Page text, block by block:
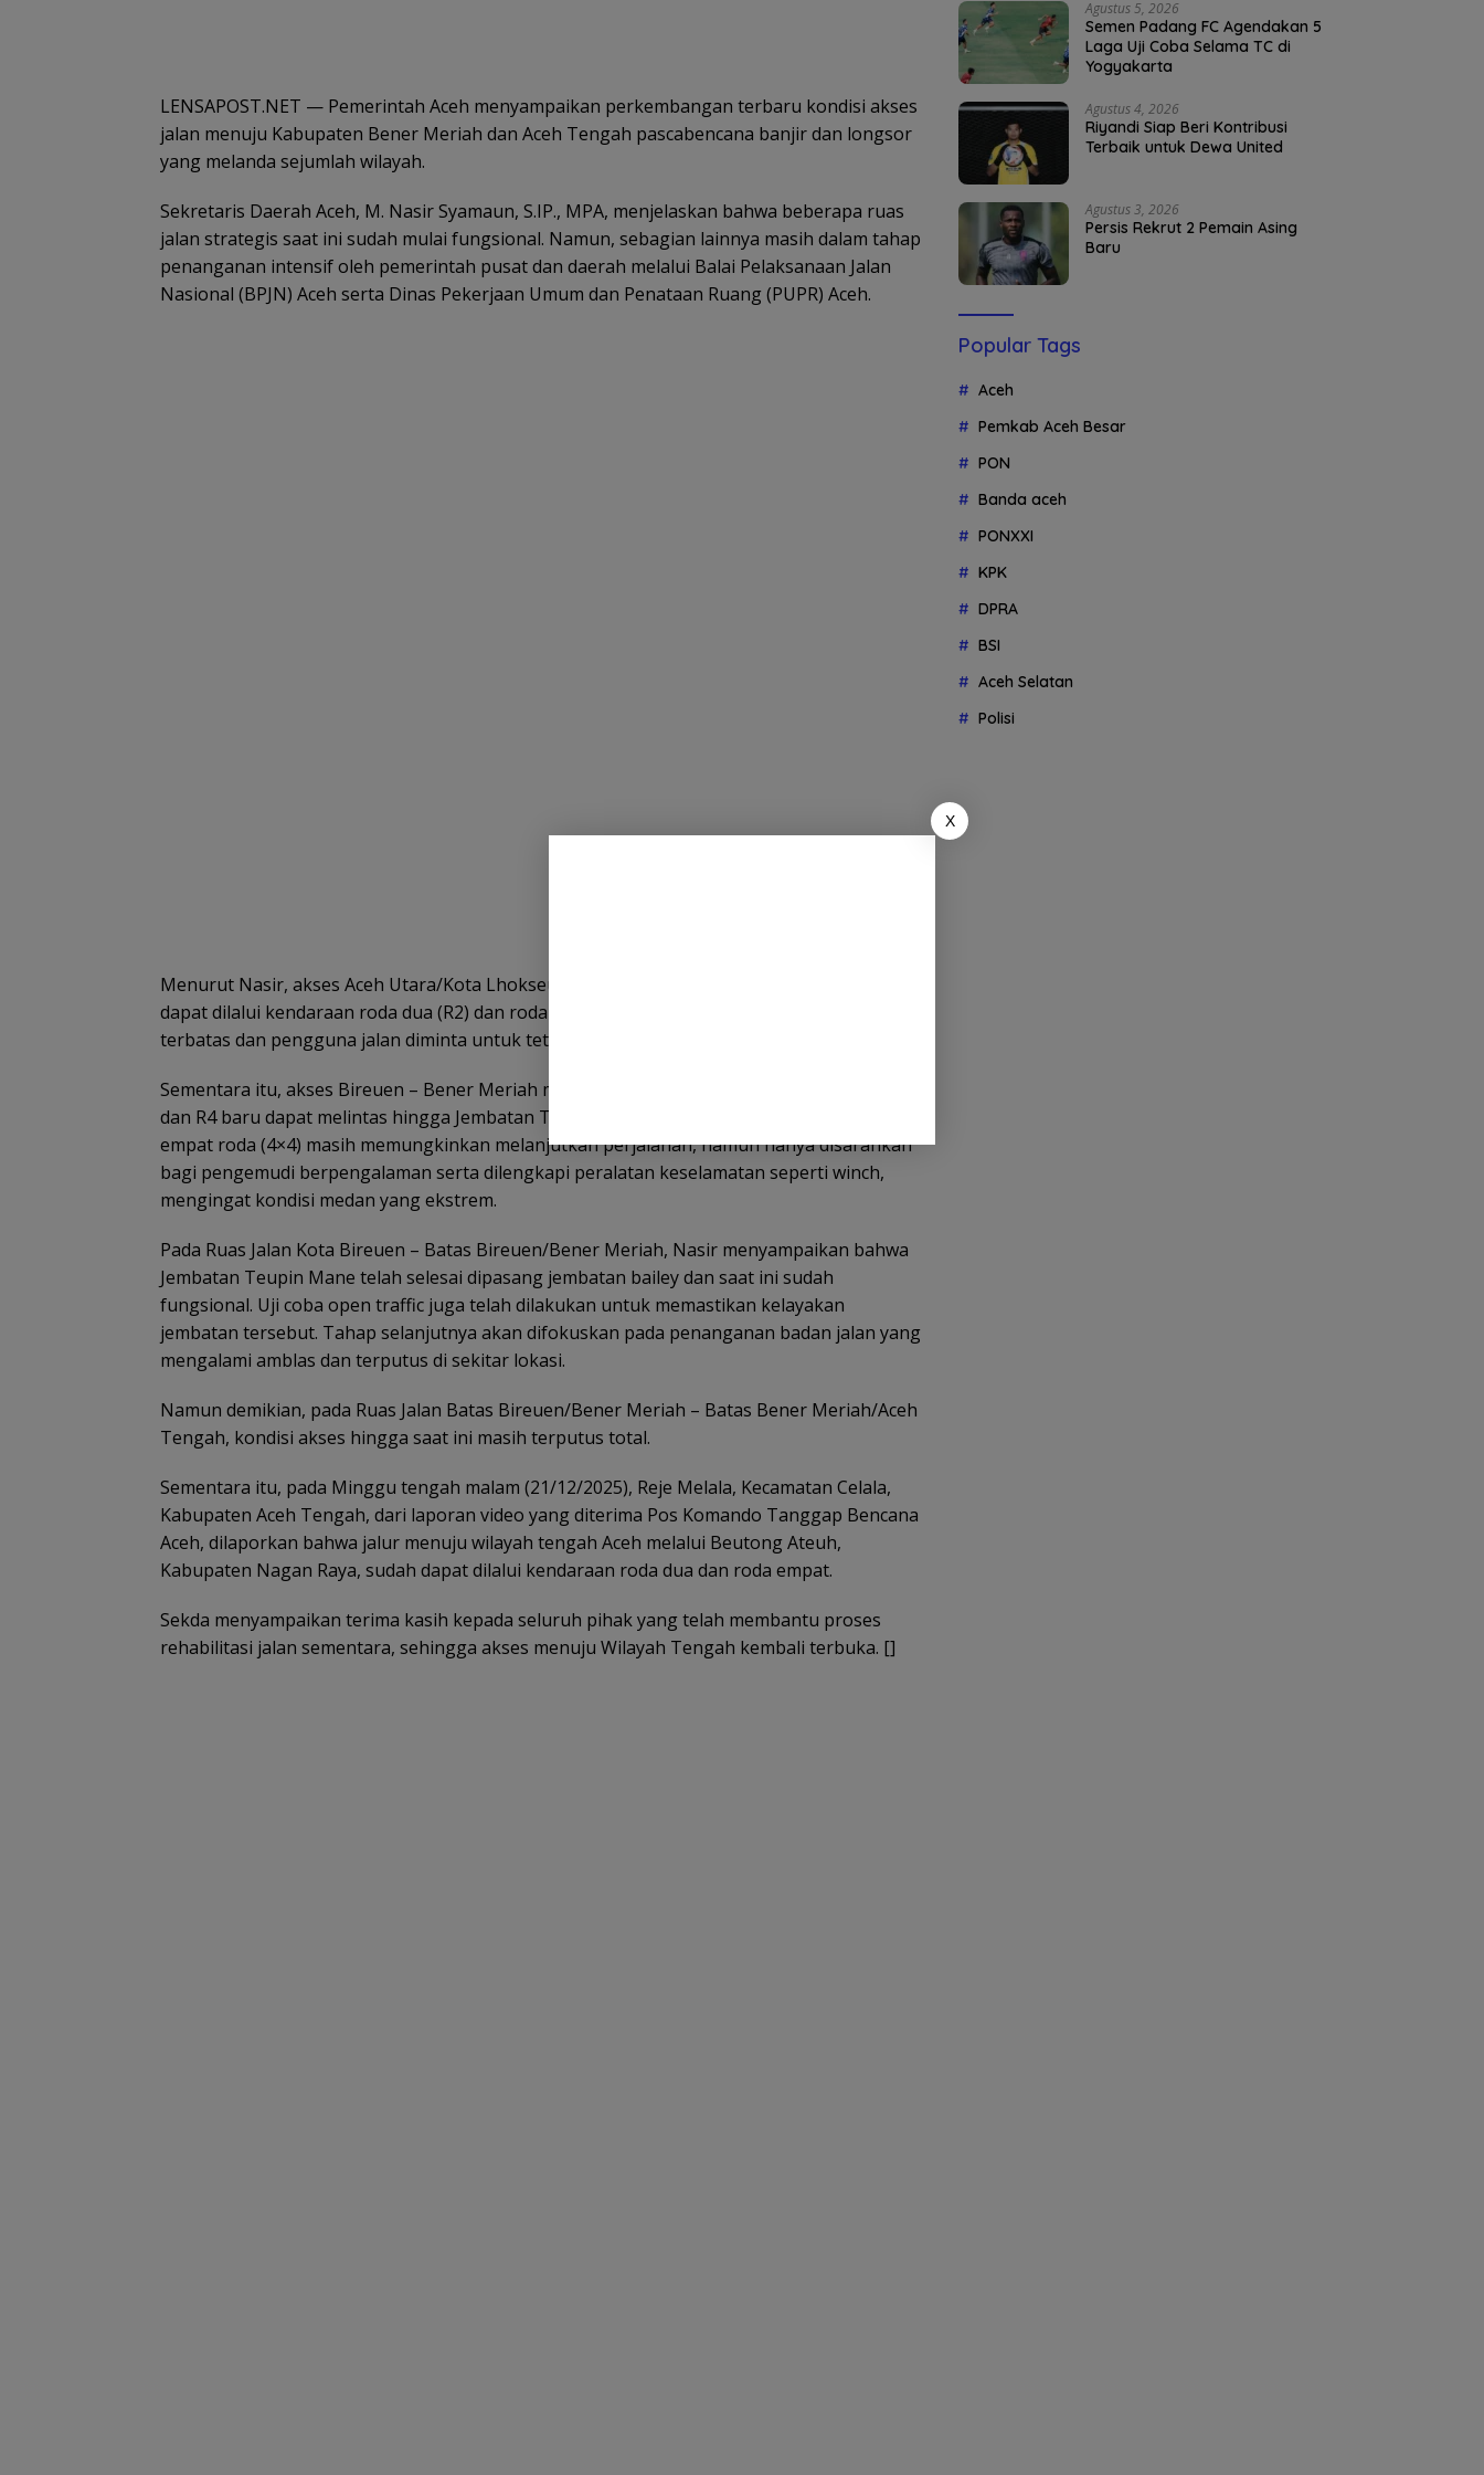
LENSAPOST.NET — Pemerintah Aceh menyampaikan perkembangan terbaru kondisi akses
jalan menuju Kabupaten Bener Meriah dan Aceh Tengah pascabencana banjir dan longsor
yang melanda sejumlah wilayah.
Sekretaris Daerah Aceh, M. Nasir Syamaun, S.IP., MPA, menjelaskan bahwa beberapa ruas
jalan strategis saat ini sudah mulai fungsional. Namun, sebagian lainnya masih dalam tahap
penanganan intensif oleh pemerintah pusat dan daerah melalui Balai Pelaksanaan Jalan
Nasional (BPJN) Aceh serta Dinas Pekerjaan Umum dan Penataan Ruang (PUPR) Aceh.
Menurut Nasir, akses Aceh Utara/Kota Lhokseumawe (KKA) – Bener Meriah saat ini sudah
dapat dilalui kendaraan roda dua (R2) dan roda empat (R4). Meski demikian, lalu lintas masih
terbatas dan pengguna jalan diminta untuk tetap mengutamakan kehati-hatian.
Sementara itu, akses Bireuen – Bener Meriah masih menghadapi kendala. Kendaraan R2
dan R4 baru dapat melintas hingga Jembatan Tenge Besi. Adapun kendaraan berpenggerak
empat roda (4×4) masih memungkinkan melanjutkan perjalanan, namun hanya disarankan
bagi pengemudi berpengalaman serta dilengkapi peralatan keselamatan seperti winch,
mengingat kondisi medan yang ekstrem.
Pada Ruas Jalan Kota Bireuen – Batas Bireuen/Bener Meriah, Nasir menyampaikan bahwa
Jembatan Teupin Mane telah selesai dipasang jembatan bailey dan saat ini sudah
fungsional. Uji coba open traffic juga telah dilakukan untuk memastikan kelayakan
jembatan tersebut. Tahap selanjutnya akan difokuskan pada penanganan badan jalan yang
mengalami amblas dan terputus di sekitar lokasi.
Namun demikian, pada Ruas Jalan Batas Bireuen/Bener Meriah – Batas Bener Meriah/Aceh
Tengah, kondisi akses hingga saat ini masih terputus total.
Sementara itu, pada Minggu tengah malam (21/12/2025), Reje Melala, Kecamatan Celala,
Kabupaten Aceh Tengah, dari laporan video yang diterima Pos Komando Tanggap Bencana
Aceh, dilaporkan bahwa jalur menuju wilayah tengah Aceh melalui Beutong Ateuh,
Kabupaten Nagan Raya, sudah dapat dilalui kendaraan roda dua dan roda empat.
Sekda menyampaikan terima kasih kepada seluruh pihak yang telah membantu proses
rehabilitasi jalan sementara, sehingga akses menuju Wilayah Tengah kembali terbuka. []
Agustus 5, 2026
Semen Padang FC Agendakan 5
Laga Uji Coba Selama TC di
Yogyakarta
Agustus 4, 2026
Riyandi Siap Beri Kontribusi
Terbaik untuk Dewa United
Agustus 3, 2026
Persis Rekrut 2 Pemain Asing
Baru
Popular Tags
Aceh
Pemkab Aceh Besar
PON
Banda aceh
PONXXI
KPK
DPRA
BSI
Aceh Selatan
Polisi
X